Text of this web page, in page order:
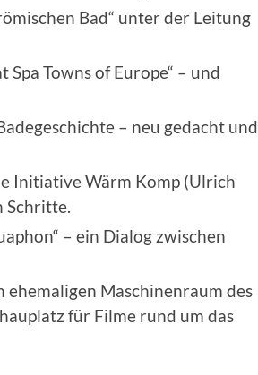
Bad“ unter der Leitung
Spa Towns of Europe“ – und
– neu gedacht und
Initiative Wärm Komp (Ulrich
Schritte.
– ein Dialog zwischen
Maschinenraum des
für Filme rund um das